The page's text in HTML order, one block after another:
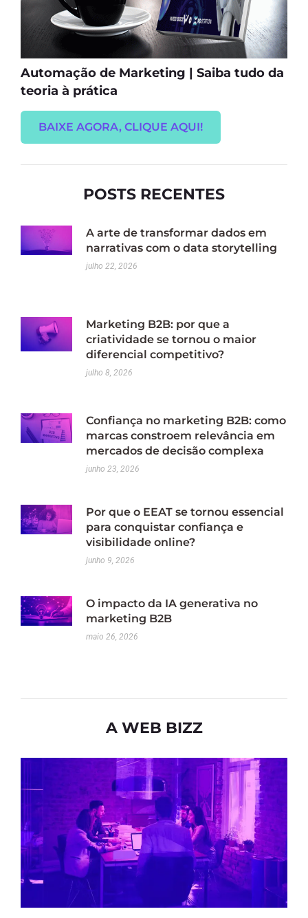
Automação de Marketing | Saiba tudo da
teoria à prática
BAIXE AGORA, CLIQUE AQUI!
POSTS RECENTES
A arte de transformar dados em
narrativas com o data storytelling
julho 22, 2026
Marketing B2B: por que a
criatividade se tornou o maior
diferencial competitivo?
julho 8, 2026
Confiança no marketing B2B: como
marcas constroem relevância em
mercados de decisão complexa
junho 23, 2026
Por que o EEAT se tornou essencial
para conquistar confiança e
visibilidade online?
junho 9, 2026
O impacto da IA generativa no
marketing B2B
maio 26, 2026
A WEB BIZZ